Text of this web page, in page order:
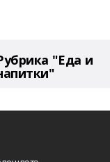
"Еда и